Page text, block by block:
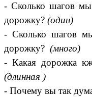
-Сколько шагов
дорожку? (один)
- Сколько шагов
дорожку? (много)
- Какая дорожка
(длинная )
- Почему вы так